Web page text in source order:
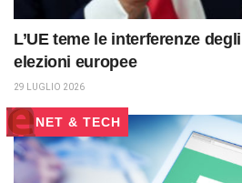
L’UE teme le interferenze
elezioni europee
29 LUGLIO 2026
NET & TECH